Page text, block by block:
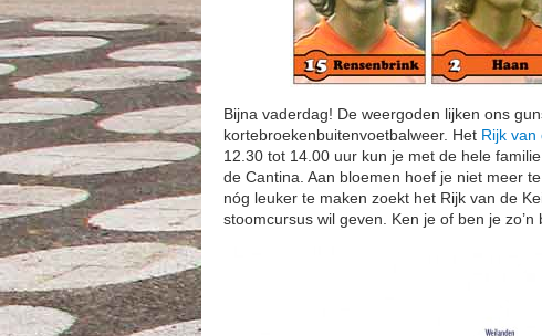
Bijna vaderdag! De weergoden lijken ons
kortebroekenbuitenvoetbalweer. Het Rijk van
12.30 tot 14.00 uur kun je met de hele
de Cantina. Aan bloemen hoef je niet meer
nóg leuker te maken zoekt het Rijk van de
stoomcursus wil geven. Ken je of ben je